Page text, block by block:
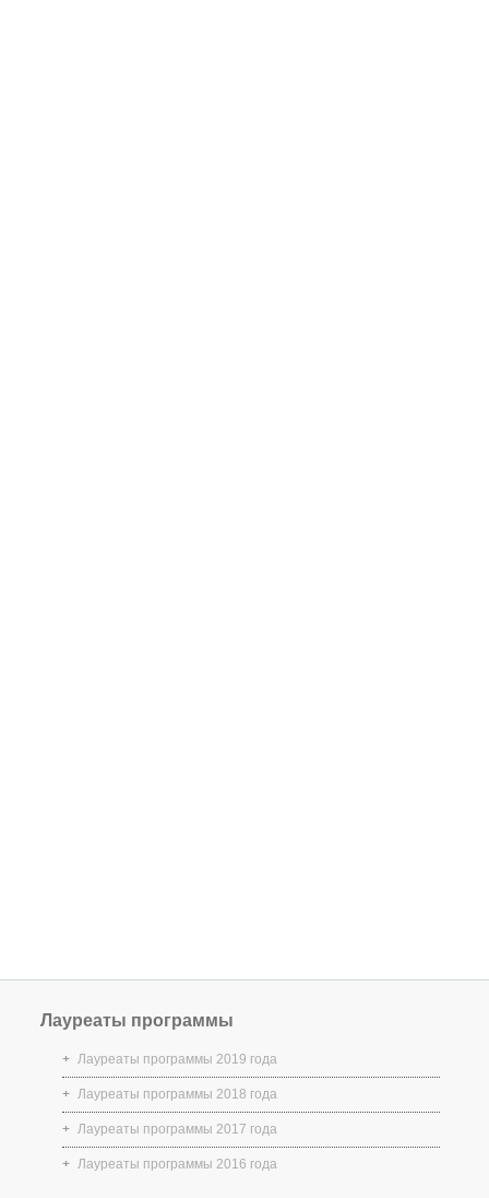
Лауреаты программы
Лауреаты программы 2019 года
Лауреаты программы 2018 года
Лауреаты программы 2017 года
Лауреаты программы 2016 года